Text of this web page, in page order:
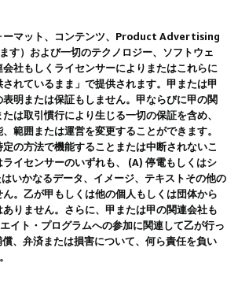
ーマット、コンテンツ、Product Advertising
す）および一切のテクノロジー、ソフトウェ
社もしくライセンサーによりまたはこれらに
れているまま」で提供されます。甲または甲
明または保証もしません。甲ならびに甲の関
は取引慣行により生じる一切の保証を含め、
範囲または運営を変更することができます。
の方法で機能することまたは中断されないこ
イセンサーのいずれも、 (A) 停電もしくはシ
いかなるデータ、イメージ、テキストその他の
。乙が甲もしくは他の個人もしくは団体から
りません。さらに、甲または甲の関連会社も
イト・プログラムへの参加に関連して乙が行っ
、弁済または損害について、何ら責任を負い